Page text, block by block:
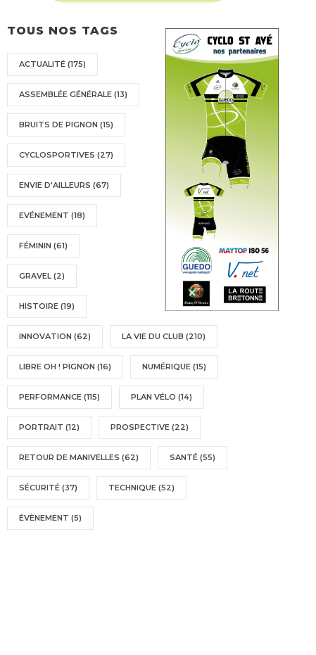
TOUS NOS TAGS
ACTUALITÉ (175)
ASSEMBLÉE GÉNÉRALE (13)
BRUITS DE PIGNON (15)
CYCLOSPORTIVES (27)
ENVIE D'AILLEURS (67)
EVÉNEMENT (18)
FÉMININ (61)
GRAVEL (2)
HISTOIRE (19)
INNOVATION (62) LA VIE DU CLUB (210)
LIBRE OH ! PIGNON (16) NUMÉRIQUE (15)
PERFORMANCE (115) PLAN VÉLO (14)
PORTRAIT (12) PROSPECTIVE (22)
RETOUR DE MANIVELLES (62) SANTÉ (55)
SÉCURITÉ (37) TECHNIQUE (52)
ÉVÈNEMENT (5)